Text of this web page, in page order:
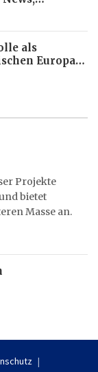
Akademie
als
Europa
Projekte
bietet
Masse an.